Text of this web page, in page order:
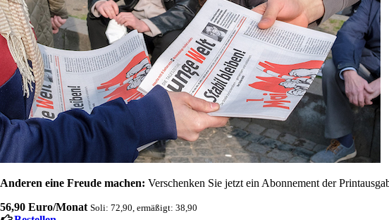
Anderen eine Freude machen: Verschenken Sie jetzt ein Abonnement der
56,90 Euro/Monat Soli: 72,90, ermäßigt: 38,90